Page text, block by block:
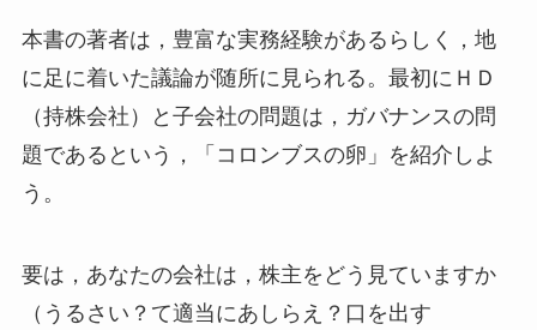
本書の著者は，豊富な実務経験があるらしく，地
に足に着いた議論が随所に見られる。最初にＨＤ
（持株会社）と子会社の問題は，ガバナンスの問
題であるという，「コロンブスの卵」を紹介しよ
う。
要は，あなたの会社は，株主をどう見ていますか
（うるさい？て適当にあしらえ？口を出す